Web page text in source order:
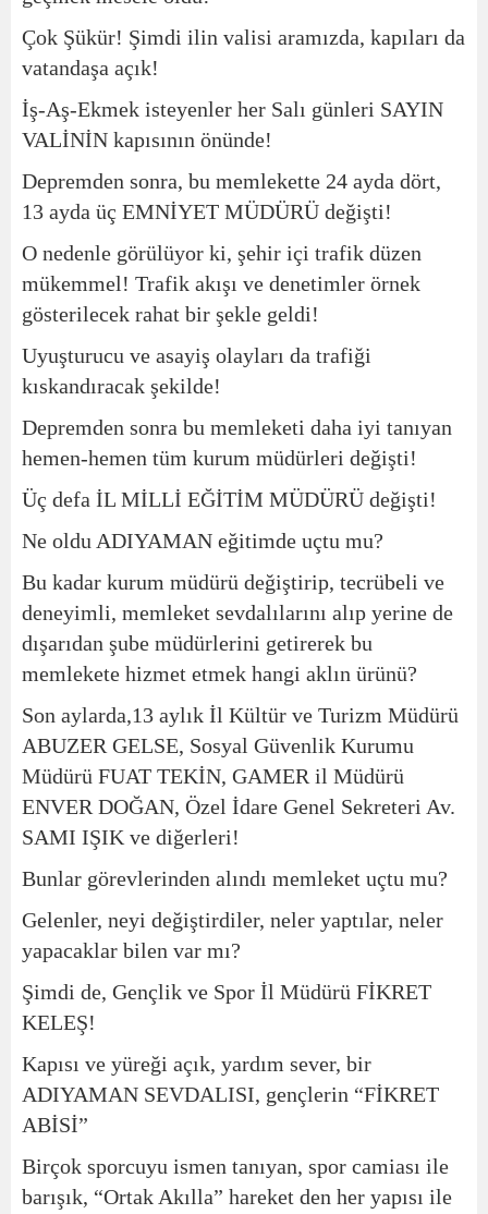
Çok Şükür! Şimdi ilin valisi aramızda, kapıları da
vatandaşa açık!
İş-Aş-Ekmek isteyenler her Salı günleri SAYIN
VALİNİN kapısının önünde!
Depremden sonra, bu memlekette 24 ayda dört,
13 ayda üç EMNİYET MÜDÜRÜ değişti!
O nedenle görülüyor ki, şehir içi trafik düzen
mükemmel! Trafik akışı ve denetimler örnek
gösterilecek rahat bir şekle geldi!
Uyuşturucu ve asayiş olayları da trafiği
kıskandıracak şekilde!
Depremden sonra bu memleketi daha iyi tanıyan
hemen-hemen tüm kurum müdürleri değişti!
Üç defa İL MİLLİ EĞİTİM MÜDÜRÜ değişti!
Ne oldu ADIYAMAN eğitimde uçtu mu?
Bu kadar kurum müdürü değiştirip, tecrübeli ve
deneyimli, memleket sevdalılarını alıp yerine de
dışarıdan şube müdürlerini getirerek bu
memlekete hizmet etmek hangi aklın ürünü?
Son aylarda,13 aylık İl Kültür ve Turizm Müdürü
ABUZER GELSE, Sosyal Güvenlik Kurumu
Müdürü FUAT TEKİN, GAMER il Müdürü
ENVER DOĞAN, Özel İdare Genel Sekreteri Av.
SAMI IŞIK ve diğerleri!
Bunlar görevlerinden alındı memleket uçtu mu?
Gelenler, neyi değiştirdiler, neler yaptılar, neler
yapacaklar bilen var mı?
Şimdi de, Gençlik ve Spor İl Müdürü FİKRET
KELEŞ!
Kapısı ve yüreği açık, yardım sever, bir
ADIYAMAN SEVDALISI, gençlerin “FİKRET
ABİSİ”
Birçok sporcuyu ismen tanıyan, spor camiası ile
barışık, “Ortak Akılla” hareket den her yapısı ile